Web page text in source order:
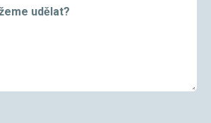
udělat?